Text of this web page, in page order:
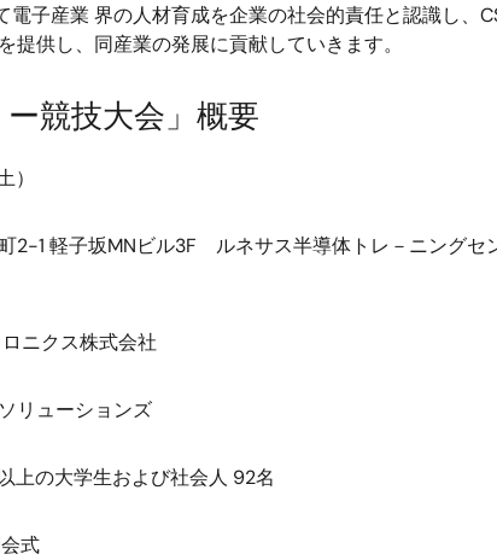
子産業 界の人材育成を企業の社会的責任と認識し、
供し、同産業の発展に貢献していきます。
競技大会」概要
）
2-1 軽子坂MNビル3F ルネサス半導体トレ－ニングセ
ニクス株式会社
リューションズ
上の大学生および社会人 92名
式